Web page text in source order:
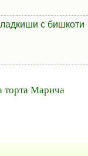
с бишкоти
торта Марича